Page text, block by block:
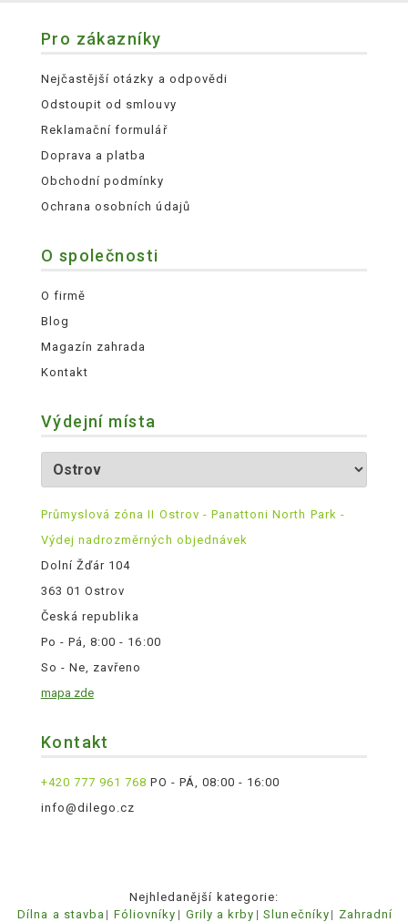
Pro zákazníky
Nejčastější otázky a odpovědi
Odstoupit od smlouvy
Reklamační formulář
Doprava a platba
Obchodní podmínky
Ochrana osobních údajů
O společnosti
O firmě
Blog
Magazín zahrada
Kontakt
Výdejní místa
Průmyslová zóna II Ostrov - Panattoni North Park -
Výdej nadrozměrných objednávek
Dolní Žďár 104
363 01 Ostrov
Česká republika
Po - Pá, 8:00 - 16:00
So - Ne, zavřeno
mapa zde
Kontakt
+420 777 961 768 PO - PÁ, 08:00 - 16:00
info@dilego.cz
Nejhledanější kategorie:
Dílna a stavba
Fóliovníky Grily a krby Slunečníky Zahradní